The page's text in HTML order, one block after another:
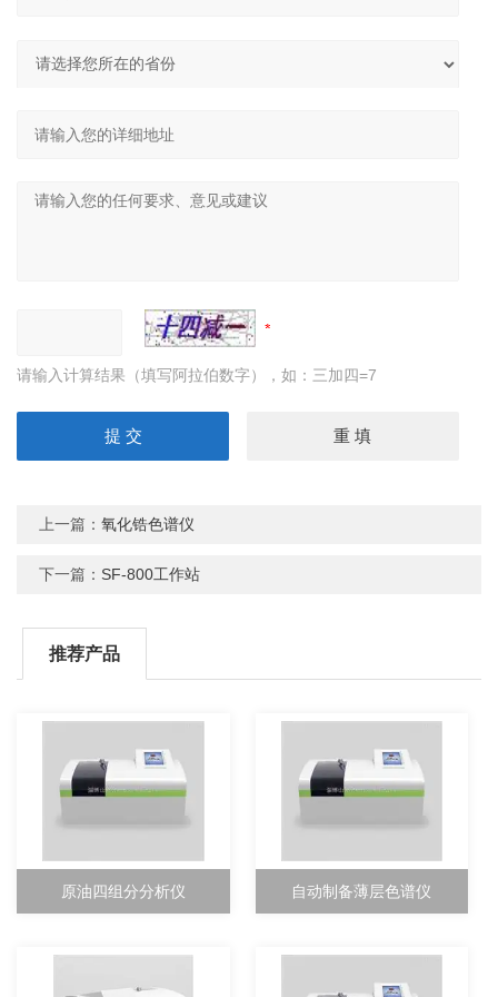
请输入计算结果（填写阿拉伯数字），如：三加四=7
上一篇：氧化锆色谱仪
下一篇： SF-800工作站
推荐产品
原油四组分分析仪 自动制备薄层色谱仪